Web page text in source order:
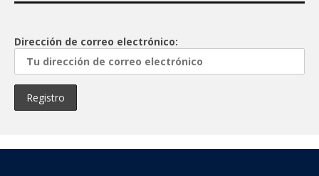
Dirección de correo electrónico: